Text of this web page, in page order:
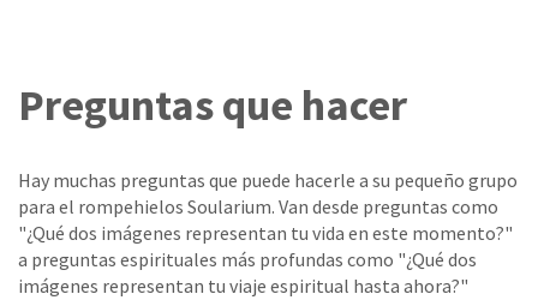
Preguntas que hacer
Hay muchas preguntas que puede hacerle a su pequeño grupo
para el rompehielos Soularium. Van desde preguntas como
"¿Qué dos imágenes representan tu vida en este momento?"
a preguntas espirituales más profundas como "¿Qué dos
imágenes representan tu viaje espiritual hasta ahora?"